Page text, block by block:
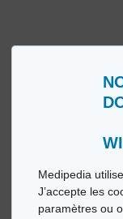
Medipedia
J’accepte les
paramètres ou
Qui